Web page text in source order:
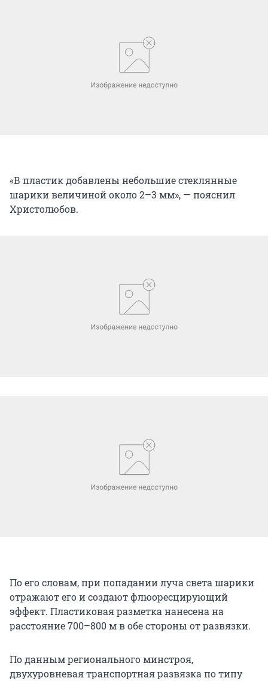
«В пластик добавлены небольшие стеклянные
шарики величиной около 2–3 мм», — пояснил
Христолюбов.
По его словам, при попадании луча света шарики
отражают его и создают флюоресцирующий
эффект. Пластиковая разметка нанесена на
расстояние 700–800 м в обе стороны от развязки.
По данным регионального минстроя,
двухуровневая транспортная развязка по типу